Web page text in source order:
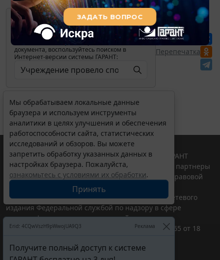
Для просмотра актуального текста
документа и получения полной
информации о вступлении в силу,
изменениях и порядке применения
документа, воспользуйтесь поиском в
Интернет-версии системы ГАРАНТ:
Перепечатка
Мы обрабатываем локальные данные
браузера и используем инструменты
аналитики в целях улучшения и обеспечения
работоспособности сайта, статистических
исследований и обзоров. Вы можете
запретить обработку указанных данных в
настройках браузера. Пожалуйста,
ознакомьтесь с условиями их обработки.
Принять
Erid: 4CQwVszH9pWwojUA9Q3 Реклама
Получите полный доступ к системе
© ООО "НПП "ГАРАНТ-СЕРВИС", 2026. Система ГАРАНТ
выпускается с 1990 года. Компания "Гарант" и ее партнеры
являются участниками Российской ассоциации правовой
информации ГАРАНТ.
Портал ГАРАНТ.РУ зарегистрирован в качестве сетевого
издания Федеральной службой по надзору в сфере
связи,информационных технологий и массовых
коммуникаций (Роскомнадзором), Эл № ФС77-58365 от 18
16+